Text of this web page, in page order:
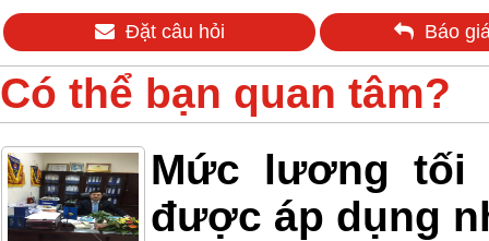
Đặt câu hỏi Báo
Có thể bạn quan tâm?
Mức lương tối
được áp dụng